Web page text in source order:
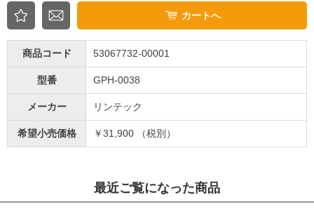
カートへ
商品コード 53067732-00001
型番 GPH-0038
メーカー リンテック
希望小売価格 ￥31,900 （税別）
最近ご覧になった商品